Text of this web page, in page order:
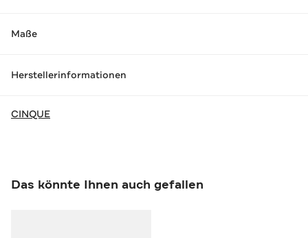
Maße
Herstellerinformationen
CINQUE
Das könnte Ihnen auch gefallen